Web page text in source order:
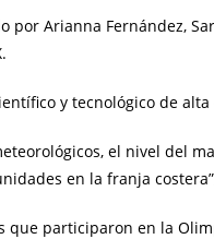
por Arianna Fernández,
y tecnológico de
el nivel del
en la franja
que participaron en la